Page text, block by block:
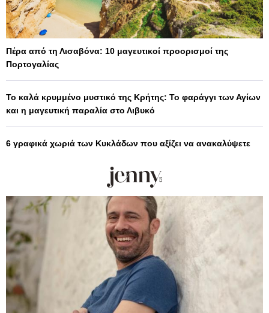
Πέρα από τη Λισαβόνα: 10 μαγευτικοί προορισμοί της
Πορτογαλίας
Το καλά κρυμμένο μυστικό της Κρήτης: Το φαράγγι των Αγίων
και η μαγευτική παραλία στο Λιβυκό
6 γραφικά χωριά των Κυκλάδων που αξίζει να ανακαλύψετε